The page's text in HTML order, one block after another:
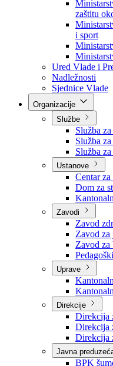
raseljena
zaštitu
i sport
Ured Vlade i
Nadležnosti
Sjednice Vlade
Službe
Služba za
Služba za
Služba
Ustanove
Centar za
Dom za
Zavodi
Zavod
Zavod za
Zavod za
Uprave
Direkcije
Direkcija
Direkcija